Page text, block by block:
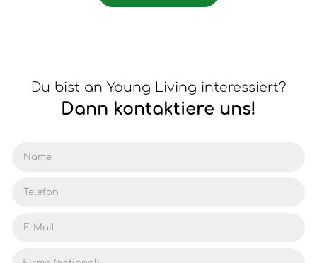
Du bist an Young Living interessiert?
Dann kontaktiere uns!